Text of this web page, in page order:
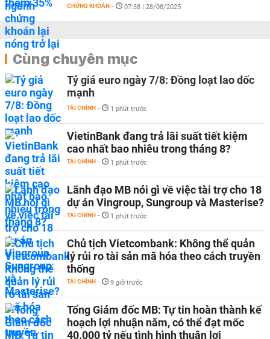
CHỨNG KHOÁN - 07:38 | 28/08/2025
Cùng chuyên mục
Tỷ giá euro ngày 7/8: Đồng loạt lao dốc
mạnh
TÀI CHÍNH - 1 phút trước
VietinBank đang trả lãi suất tiết kiệm
cao nhất bao nhiêu trong tháng 8?
TÀI CHÍNH - 1 phút trước
Lãnh đạo MB nói gì về việc tài trợ cho 18
dự án Vingroup, Sungroup và Masterise?
TÀI CHÍNH - 1 phút trước
Chủ tịch Vietcombank: Không thể quản
lý rủi ro tài sản mã hóa theo cách truyền
thống
TÀI CHÍNH - 9 giờ trước
Tổng Giám đốc MB: Tự tin hoàn thành kế
hoạch lợi nhuận năm, có thể đạt mốc
40.000 tỷ nếu tình hình thuận lợi